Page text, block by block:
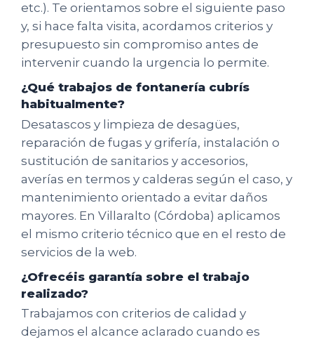
etc.). Te orientamos sobre el siguiente paso
y, si hace falta visita, acordamos criterios y
presupuesto sin compromiso antes de
intervenir cuando la urgencia lo permite.
¿Qué trabajos de fontanería cubrís
habitualmente?
Desatascos y limpieza de desagües,
reparación de fugas y grifería, instalación o
sustitución de sanitarios y accesorios,
averías en termos y calderas según el caso, y
mantenimiento orientado a evitar daños
mayores. En Villaralto (Córdoba) aplicamos
el mismo criterio técnico que en el resto de
servicios de la web.
¿Ofrecéis garantía sobre el trabajo
realizado?
Trabajamos con criterios de calidad y
dejamos el alcance aclarado cuando es